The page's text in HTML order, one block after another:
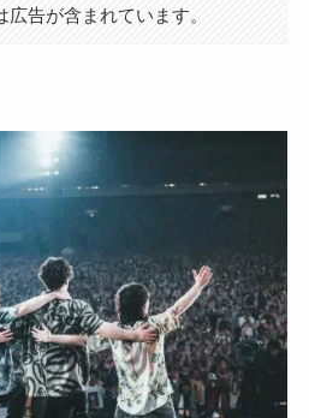
告が含まれています。